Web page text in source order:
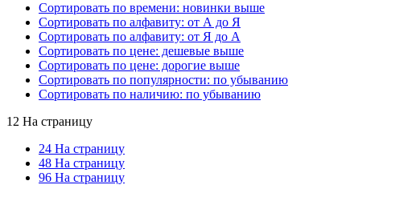
Сортировать по времени: новинки выше
Сортировать по алфавиту: от А до Я
Сортировать по алфавиту: от Я до А
Сортировать по цене: дешевые выше
Сортировать по цене: дорогие выше
Сортировать по популярности: по убыванию
Сортировать по наличию: по убыванию
12 На страницу
24 На страницу
48 На страницу
96 На страницу